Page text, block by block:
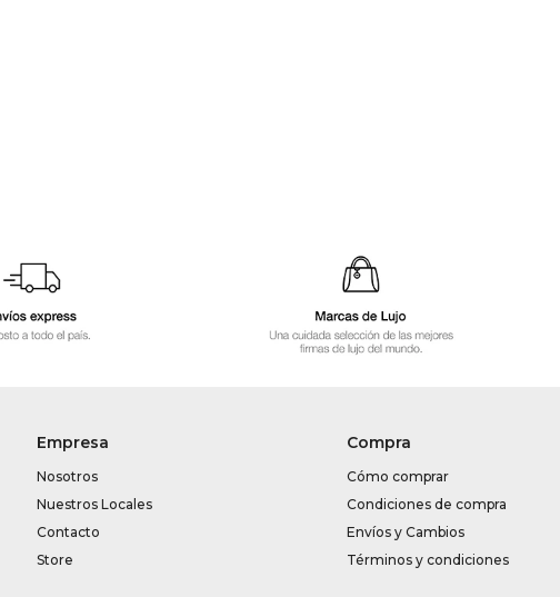
Empresa
Nosotros
Nuestros Locales
Contacto
Store
Compra
Cómo comprar
Condiciones de compra
Envíos y Cambios
Términos y condiciones